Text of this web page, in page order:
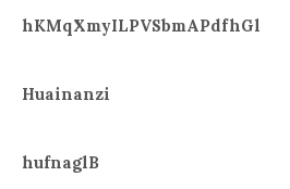
hKMqXmyILPVSbmAPdfhGl
Huainanzi
hufnaglB